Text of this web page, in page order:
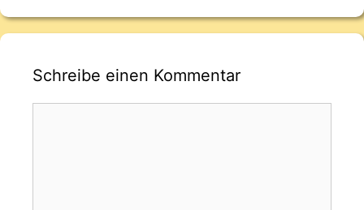
Schreibe einen Kommentar